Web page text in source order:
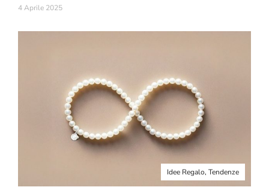
4 Aprile 2025
Idee Regalo, Tendenze